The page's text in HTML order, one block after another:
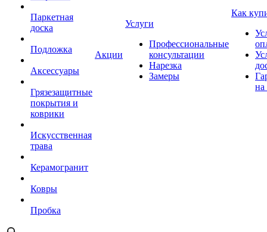
Паркетная
доска
Подложка
Аксессуары
Грязезащитные
покрытия и
коврики
Искусственная
трава
Керамогранит
Ковры
Пробка
Акции
Услуги
Профессиональные
консультации
Нарезка
Замеры
Как
на